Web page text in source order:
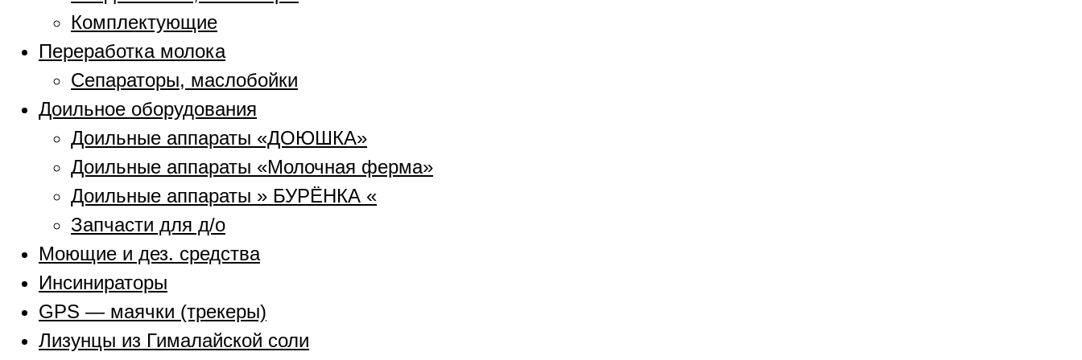
Комплектующие
Переработка молока
Сепараторы, маслобойки
Доильное оборудования
Доильные аппараты «ДОЮШКА»
Доильные аппараты «Молочная ферма»
Доильные аппараты » БУРЁНКА «
Запчасти для д/о
Моющие и дез. средства
Инсинираторы
GPS — маячки (трекеры)
Лизунцы из Гималайской соли